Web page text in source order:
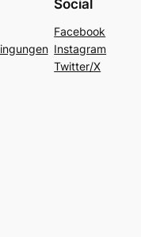
Social
Facebook
Instagram
Twitter/X